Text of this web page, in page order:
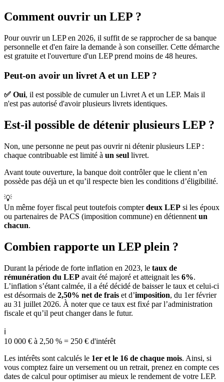
Comment ouvrir un LEP ?
Pour ouvrir un LEP en 2026, il suffit de se rapprocher de sa banque
personnelle et d'en faire la demande à son conseiller. Cette démarche
est gratuite et l'ouverture d'un LEP prend moins de 48 heures.
Peut-on avoir un livret A et un LEP ?
✅ Oui, il est possible de cumuler un Livret A et un LEP. Mais il
n'est pas autorisé d'avoir plusieurs livrets identiques.
Est-il possible de détenir plusieurs LEP ?
Non, une personne ne peut pas ouvrir ni détenir plusieurs LEP :
chaque contribuable est limité à un seul livret.
Avant toute ouverture, la banque doit contrôler que le client n’en
possède pas déjà un et qu’il respecte bien les conditions d’éligibilité.
💡
Un même foyer fiscal peut toutefois compterdeux LEP si les époux
ou partenaires de PACS (imposition commune) en détiennent un
chacun.
Combien rapporte un LEP plein ?
Durant la période de forte inflation en 2023, le taux de
rémunération du LEP avait été majoré et atteignait les 6%.
L’inflation s’étant calmée, il a été décidé de baisser le taux et celui-ci
est désormais de 2,50% net de frais et d’imposition, du 1er février
au 31 juillet 2026. À noter que ce taux est fixé par l’administration
fiscale et qu’il peut changer dans le futur.
ℹ️
10 000 € à 2,50 % = 250 € d'intérêt
Les intérêts sont calculés le 1er et le 16 de chaque mois. Ainsi, si
vous comptez faire un versement ou un retrait, prenez en compte ces
dates de calcul pour optimiser au mieux le rendement de votre LEP.